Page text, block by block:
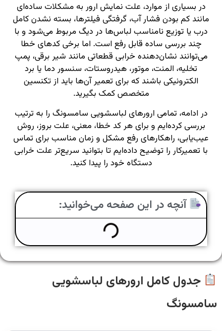
در بسیاری از موارد، علت نمایش ارور به مشکلات ساده‌ای
مانند کم بودن فشار آب، گرفتگی فیلترها، بسته نشدن کامل
درب یا توزیع نامناسب لباس‌ها در دیگ مربوط می‌شود و با
چند بررسی ساده قابل رفع است. اما برخی کدهای خطا
می‌توانند نشان‌دهنده خرابی قطعاتی مانند شیر برقی، پمپ
تخلیه، المنت، موتور، هیدروستات، سنسور دما یا برد
الکترونیکی باشند که برای تعمیر آن‌ها باید از تکنسین
متخصص کمک بگیرید.
در ادامه، تمامی ارورهای لباسشویی سامسونگ را به ترتیب
بررسی کرده‌ایم و برای هر کد خطا، معنی، علت بروز، روش
عیب‌یابی، راهکارهای رفع مشکل و زمان مناسب برای تماس
با تعمیرکار را توضیح داده‌ایم تا بتوانید سریع‌تر علت خرابی
دستگاه خود را پیدا کنید.
آنچه در این صفحه می‌خوانید:
جدول کامل ارورهای لباسشویی
سامسونگ